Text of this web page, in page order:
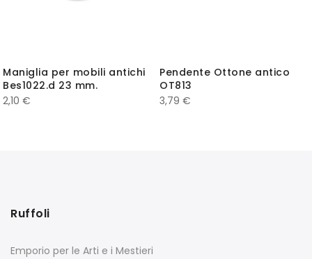
Maniglia per mobili antichi
Bes1022.d 23 mm.
2,10 €
Pendente Ottone antico
OT813
3,79 €
Ruffoli
Emporio per le Arti e i Mestieri